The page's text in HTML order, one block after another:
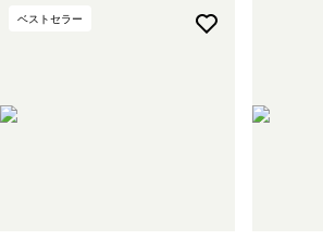
お手入れ製品
ベストセラー